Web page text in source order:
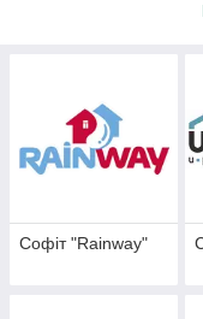
Защищают
проникновения
атмосферных
Софит
частичной
Софіт "Rainway"